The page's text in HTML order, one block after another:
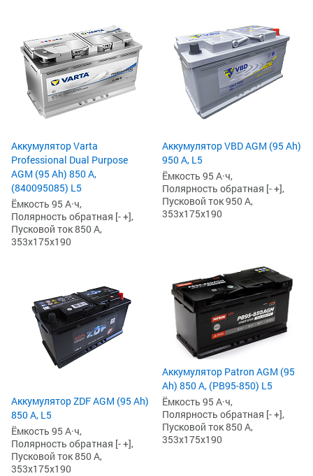
Аккумулятор Varta
Professional Dual Purpose
AGM (95 Ah) 850 А,
(840095085) L5
Ёмкость 95 А·ч,
Полярность обратная [- +],
Пусковой ток 850 А,
353x175x190
Аккумулятор VBD AGM (95 Ah)
950 А, L5
Ёмкость 95 А·ч,
Полярность обратная [- +],
Пусковой ток 950 А,
353x175x190
Аккумулятор ZDF AGM (95 Ah)
850 А, L5
Ёмкость 95 А·ч,
Полярность обратная [- +],
Пусковой ток 850 А,
353x175x190
Аккумулятор Patron AGM (95
Ah) 850 А, (PB95-850) L5
Ёмкость 95 А·ч,
Полярность обратная [- +],
Пусковой ток 850 А,
353x175x190